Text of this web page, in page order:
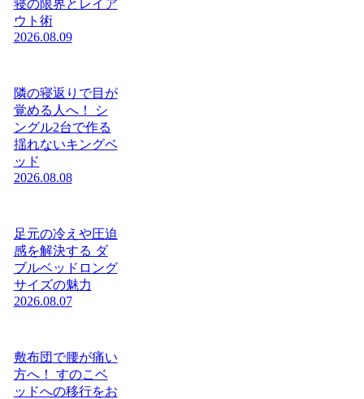
寝の限界とレイア
ウト術
2026.08.09
隣の寝返りで目が
覚める人へ！ シ
ングル2台で作る
揺れないキングベ
ッド
2026.08.08
足元の冷えや圧迫
感を解決する ダ
ブルベッドロング
サイズの魅力
2026.08.07
敷布団で腰が痛い
方へ！ すのこベ
ッドへの移行をお